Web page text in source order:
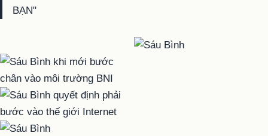
BẠN"